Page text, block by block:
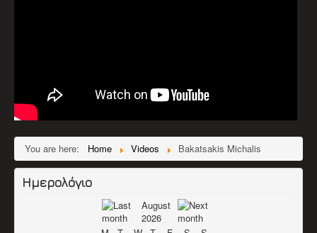
You are here: Home Videos Bakatsakis Michalis
Ημερολόγιο
August
2026